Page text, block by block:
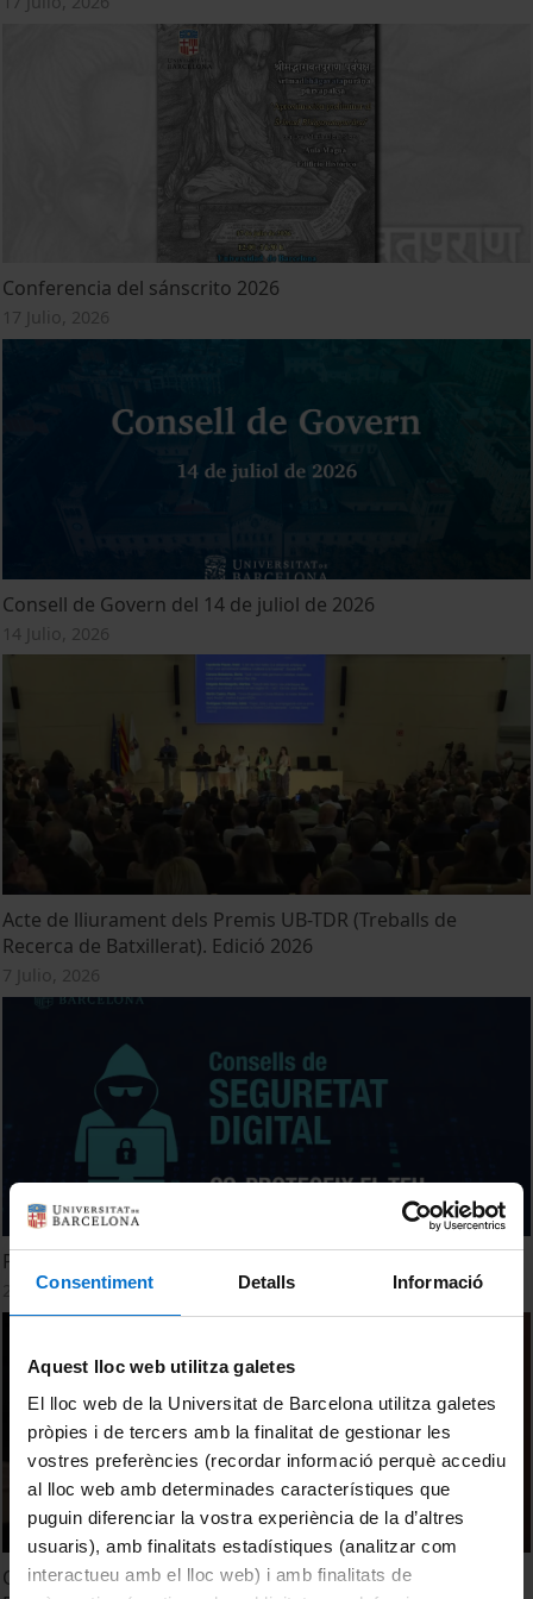
Consentiment Detalls Informació
Aquest lloc web utilitza galetes
El lloc web de la Universitat de Barcelona utilitza galetes
pròpies i de tercers amb la finalitat de gestionar les
vostres preferències (recordar informació perquè accediu
al lloc web amb determinades característiques que
puguin diferenciar la vostra experiència de la d’altres
usuaris), amb finalitats estadístiques (analitzar com
interactueu amb el lloc web) i amb finalitats de
Conferencia del sánscrito 2026
17 Julio, 2026
Consell de Govern del 14 de juliol de 2026
14 Julio, 2026
Acte de lliurament dels Premis UB-TDR (Treballs de
Recerca de Batxillerat). Edició 2026
7 Julio, 2026
Protegeix el teu dispositiu personal habitual
2 Julio, 2026
Quarta edició de la Nit de la Música a la Universitat de